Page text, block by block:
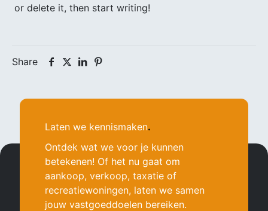
or delete it, then start writing!
Share
Laten we kennismaken.
Ontdek wat we voor je kunnen
betekenen! Of het nu gaat om
aankoop, verkoop, taxatie of
recreatiewoningen, laten we samen
jouw vastgoeddoelen bereiken.